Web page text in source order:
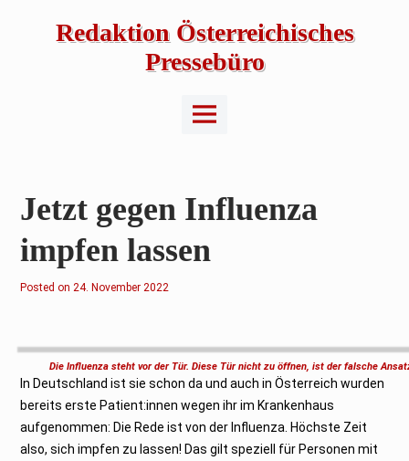
Redaktion Österreichisches
Pressebüro
Main
Menu
Jetzt gegen Influenza
impfen lassen
Posted on2
v
m
b
r
0
2
2
24. November 2022
Die Influenza steht vor der Tür. Diese Tür nicht zu öffnen, ist der falsche
In Deutschland ist sie schon da und auch in Österreich wurden
bereits erste Patient:innen wegen ihr im Krankenhaus
aufgenommen: Die Rede ist von der Influenza. Höchste Zeit
also, sich impfen zu lassen! Das gilt speziell für Personen mit